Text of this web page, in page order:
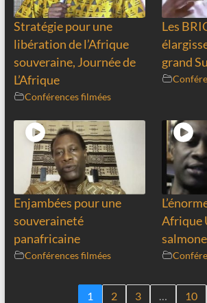
Stratégie pour une
libération de l’Afrique
souveraine, Journée de
L’Afrique
Conférences filmées
Les
grand
Enjambées pour une
souveraineté
panafricaine
Conférences filmées
Afrique
1 2 3 10